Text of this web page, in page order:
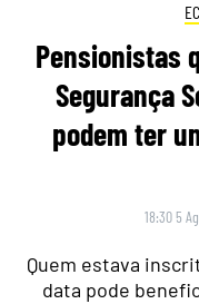
Pensionistas
Segurança
podem ter
18:30 5
Quem estava
data pode